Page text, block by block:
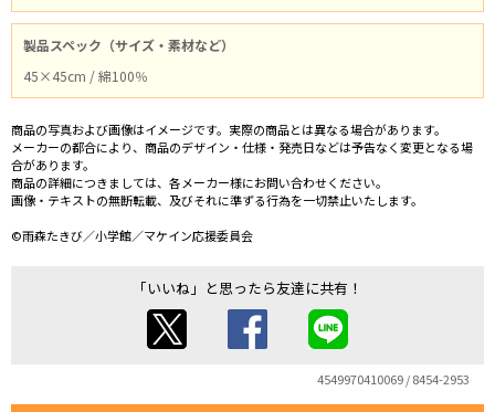
製品スペック（サイズ・素材など）
45×45cm / 綿100％
商品の写真および画像はイメージです。実際の商品とは異なる場合があります。
メーカーの都合により、商品のデザイン・仕様・発売日などは予告なく変更となる場
合があります。
商品の詳細につきましては、各メーカー様にお問い合わせください。
画像・テキストの無断転載、及びそれに準ずる行為を一切禁止いたします。
©雨森たきび／小学館／マケイン応援委員会
「いいね」と思ったら友達に共有！
4549970410069 / 8454-2953